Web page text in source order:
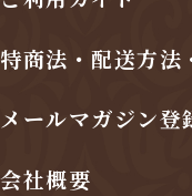
特商法・配送方法
メールマガジン登
会社概要